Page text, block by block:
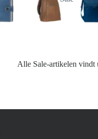
Alle Sale-artikelen vindt